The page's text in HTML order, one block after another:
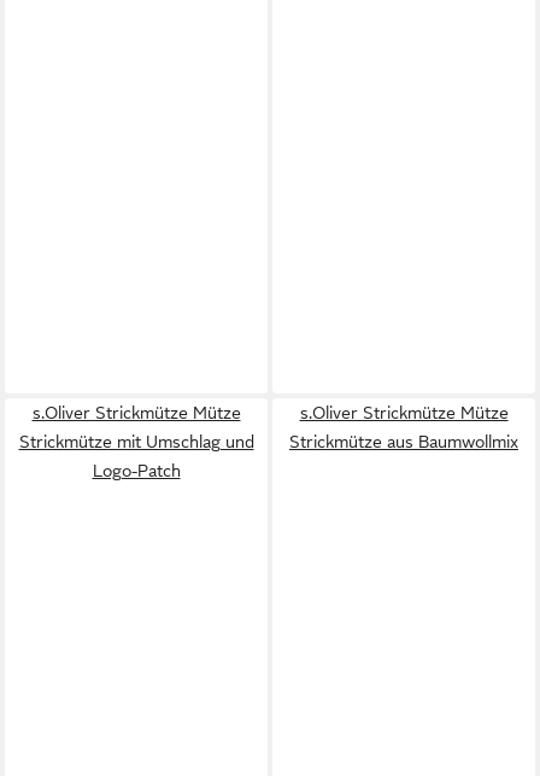
s.Oliver Strickmütze Mütze
Strickmütze mit Umschlag und
Logo-Patch
s.Oliver Strickmütze Mütze
Strickmütze aus Baumwollmix